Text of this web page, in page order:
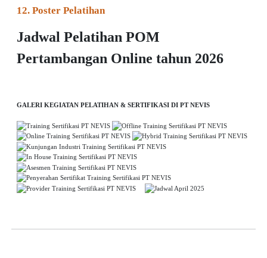
12. Poster Pelatihan
Jadwal Pelatihan POM
Pertambangan Online tahun 2026
GALERI KEGIATAN PELATIHAN & SERTIFIKASI DI PT NEVIS